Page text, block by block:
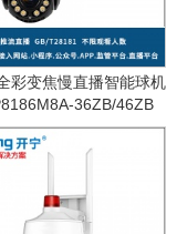
彩变焦慢直播智能球机
36ZB/46ZB